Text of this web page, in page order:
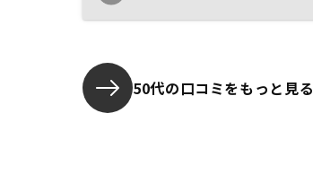
50代の口コミをもっと見る